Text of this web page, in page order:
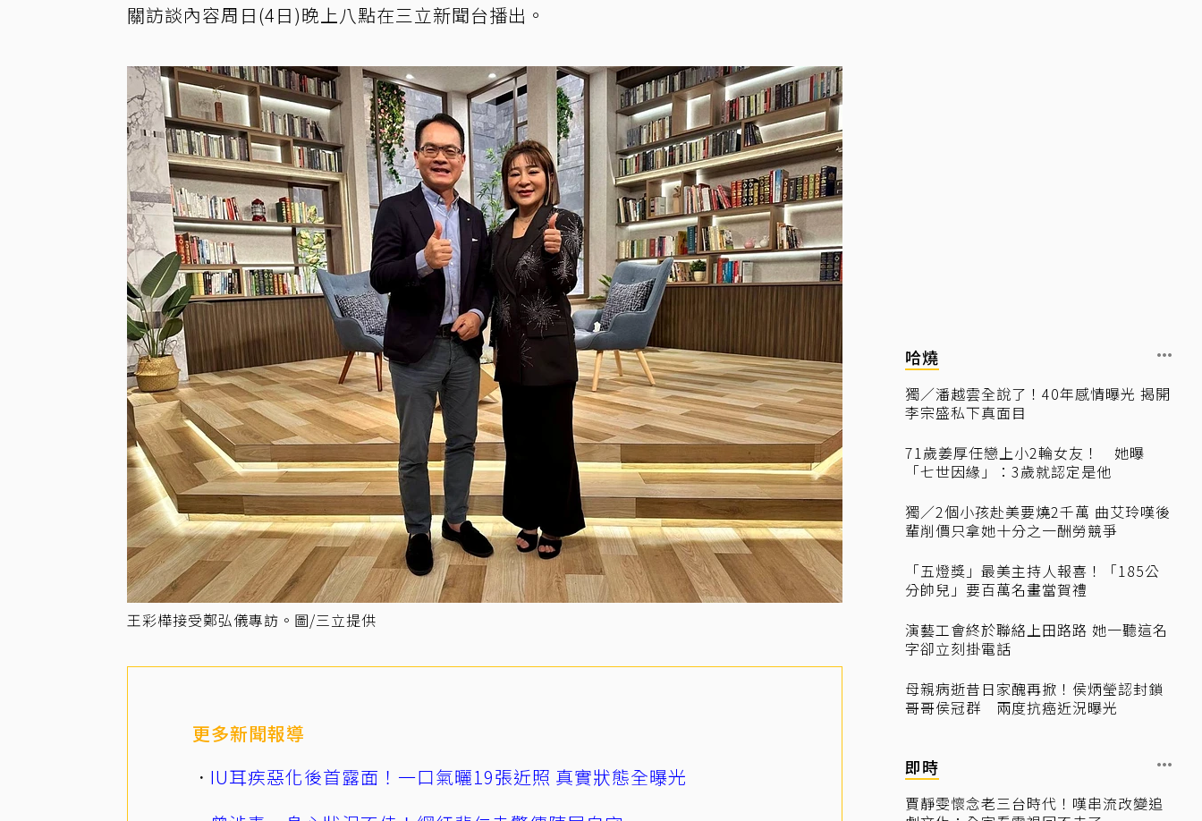
關訪談內容周日(4日)晚上八點在三立新聞台播出。
王彩樺接受鄭弘儀專訪。圖/三立提供
更多新聞報導
IU耳疾惡化後首露面！一口氣曬19張近照 真實狀態全曝光
哈燒
獨／潘越雲全說了！40年感情曝光 揭開
李宗盛私下真面目
71歲姜厚任戀上小2輪女友！ 她曝
「七世因緣」：3歲就認定是他
獨／2個小孩赴美要燒2千萬 曲艾玲嘆後
輩削價只拿她十分之一酬勞競爭
「五燈獎」最美主持人報喜！「185公
分帥兒」要百萬名畫當賀禮
演藝工會終於聯絡上田路路 她一聽這名
字卻立刻掛電話
母親病逝昔日家醜再掀！侯炳瑩認封鎖
哥哥侯冠群 兩度抗癌近況曝光
即時
賈靜雯懷念老三台時代！嘆串流改變追